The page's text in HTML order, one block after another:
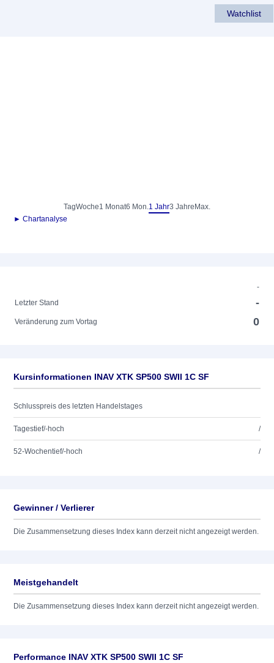
Watchlist
TagWoche1 Monat6 Mon.1 Jahr3 Jahre Max.
► Chartanalyse
-
Letzter Stand
-
Veränderung zum Vortag 0
Kursinformationen INAV XTK SP500 SWII 1C SF
Schlusspreis des letzten Handelstages
Tagestief/-hoch /
52-Wochentief/-hoch /
Gewinner / Verlierer
Die Zusammensetzung dieses Index kann derzeit nicht angezeigt werden.
Meistgehandelt
Die Zusammensetzung dieses Index kann derzeit nicht angezeigt werden.
Performance INAV XTK SP500 SWII 1C SF